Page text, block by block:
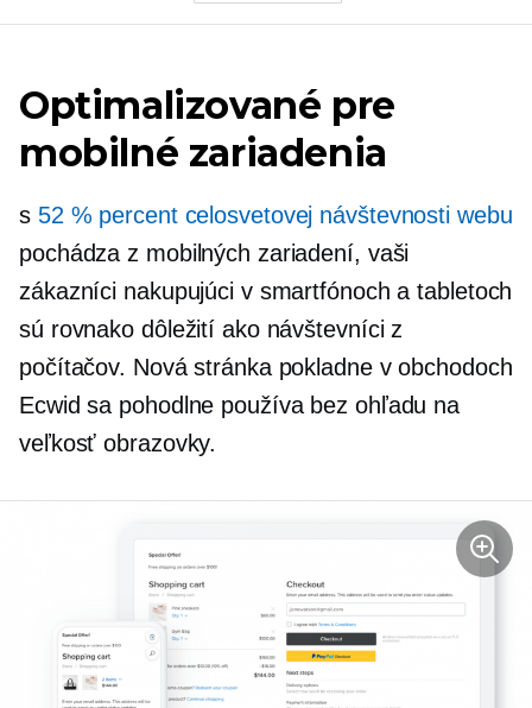
Optimalizované pre
mobilné zariadenia
s 52 % percent celosvetovej návštevnosti webu
pochádza z mobilných zariadení, vaši
zákazníci nakupujúci v smartfónoch a tabletoch
sú rovnako dôležití ako návštevníci z
počítačov. Nová stránka pokladne v obchodoch
Ecwid sa pohodlne používa bez ohľadu na
veľkosť obrazovky.